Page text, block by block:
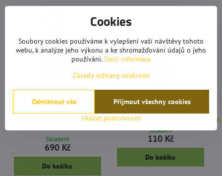
Postřikovač tlakový ruční 5 l
Skladem
690 Kč
Do košíku
Posypová sůl standard 10Kg
Skladem
110 Kč
Do košíku
Cookies
Soubory cookies používáme k vylepšení vaší návštěvy tohoto
webu, k analýze jeho výkonu a ke shromažďování údajů o jeho
používání. Další informace
Zásady ochrany soukromí
Ukázat podrobnosti
Přijmout všechny cookies
Odmítnout vše